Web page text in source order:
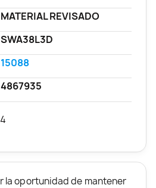
MATERIAL REVISADO
SWA38L3D
15088
4867935
la oportunidad de mantener